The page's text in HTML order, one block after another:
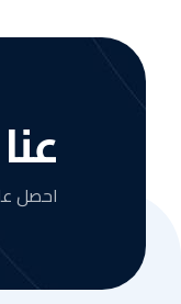
عنا
احصل